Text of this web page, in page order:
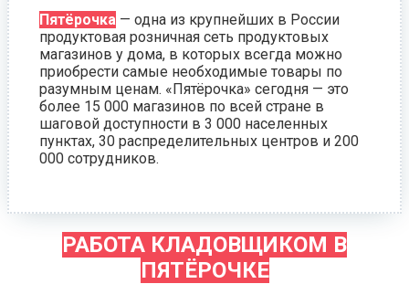
Пятёрочка — одна из крупнейших в России
продуктовая розничная сеть продуктовых
магазинов у дома, в которых всегда можно
приобрести самые необходимые товары по
разумным ценам. «Пятёрочка» сегодня — это
более 15 000 магазинов по всей стране в
шаговой доступности в 3 000 населенных
пунктах, 30 распределительных центров и 200
000 сотрудников.
РАБОТА КЛАДОВЩИКОМ В
ПЯТЁРОЧКЕ